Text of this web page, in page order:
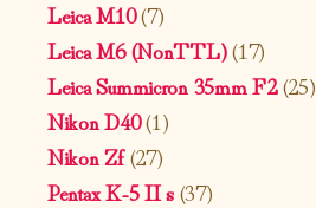
Leica M10(7)
Leica M6 (NonTTL)(17)
Leica Summicron 35mm F2(25)
Nikon D40(1)
Nikon Zf(27)
Pentax K-5 II s(37)